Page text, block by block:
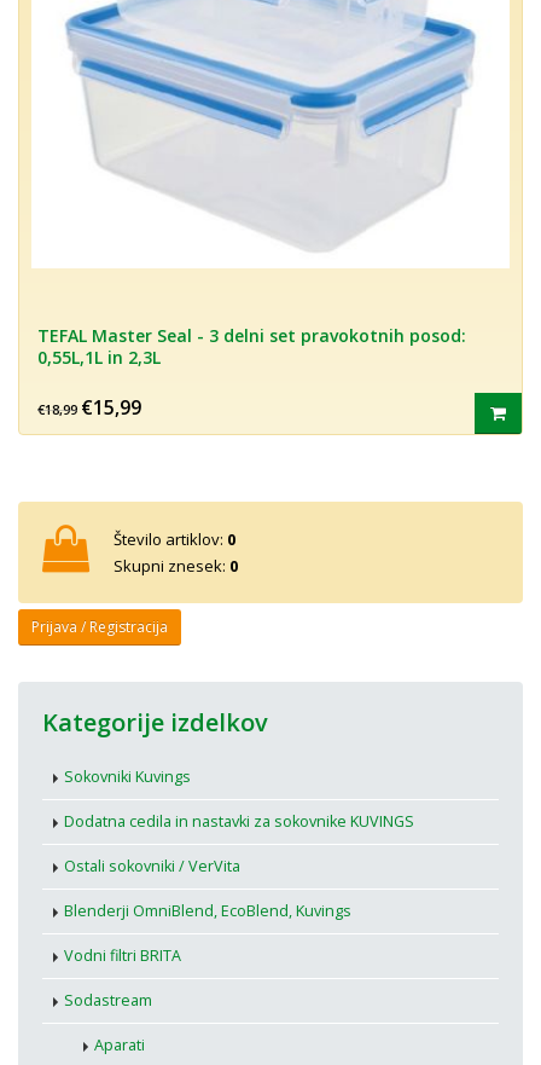
TEFAL Master Seal - 3 delni set pravokotnih posod:
0,55L,1L in 2,3L
€18,99 €15,99
Število artiklov: 0
Skupni znesek: 0
Prijava / Registracija
Kategorije izdelkov
Sokovniki Kuvings
Dodatna cedila in nastavki za sokovnike KUVINGS
Ostali sokovniki / VerVita
Blenderji OmniBlend, EcoBlend, Kuvings
Vodni filtri BRITA
Sodastream
Aparati